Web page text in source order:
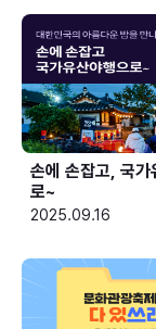
손에 손잡고, 국가
로~
2025.09.16